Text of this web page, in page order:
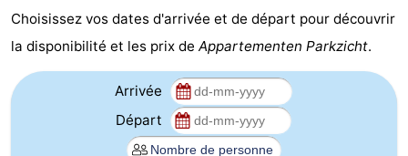
mini-
villes
Sports
Piscines
-
Choisissez vos dates d'arrivée et de départ pour découvrir
la disponibilité et les prix de Appartementen Parkzicht.
Arrivée
Départ